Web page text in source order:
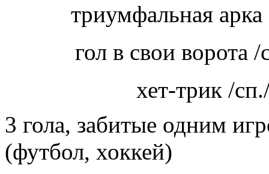
триумфальная арка
гол в свои ворота
хет-трик /
3 гола, забитые одним
(футбол, хоккей)